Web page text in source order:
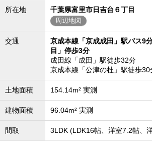
所在地 千葉県富里市日吉台６丁目
周辺地図
交通
京成本線「京成成田」駅バス9
目」停歩3分
成田線「成田」駅徒歩32分
京成本線「公津の杜」駅徒歩30
土地面積 154.14m² 実測
建物面積 96.04m² 実測
間取 3LDK (LDK16帖、洋室7.2帖、
お客様の声
全店舗営業社員募集！